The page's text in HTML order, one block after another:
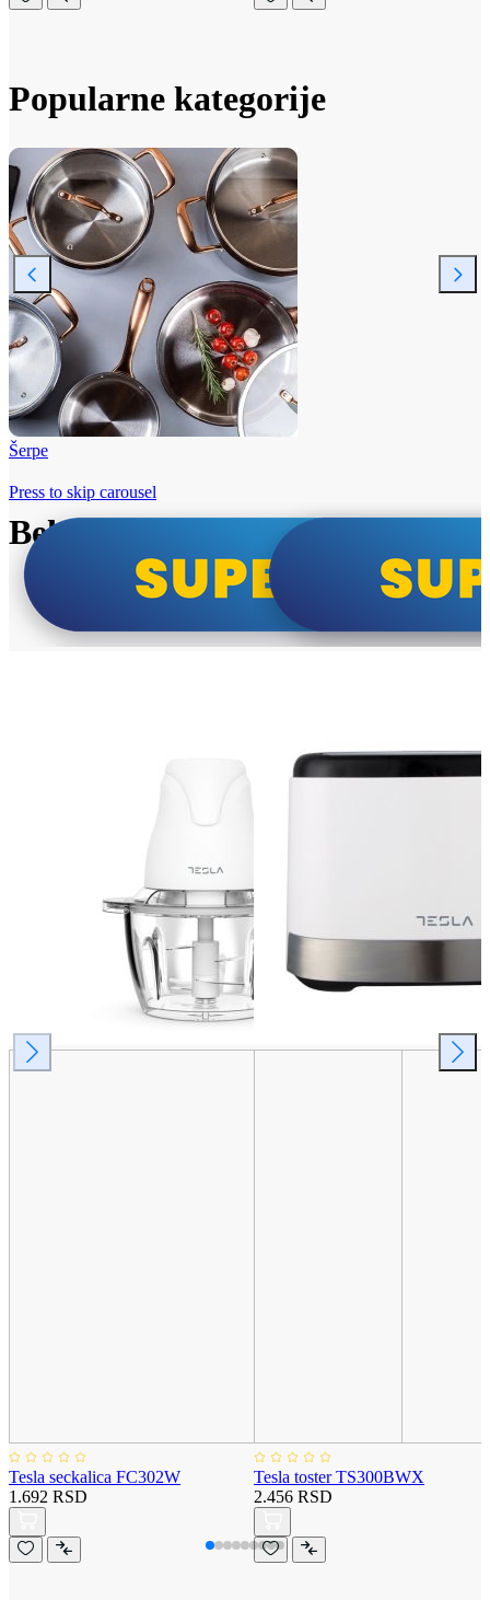
Popularne kategorije
Šerpe
Beko i Tesla super cene
Press to skip carousel
Tesla seckalica FC302W
1.692 RSD
Tesla toster TS300BWX
2.456 RSD